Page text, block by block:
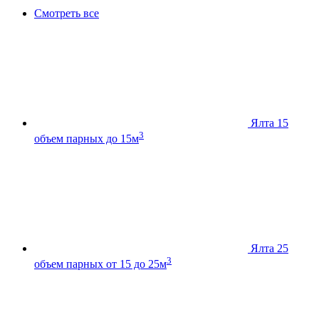
Смотреть все
Ялта 15
объем парных до 15м3
Ялта 25
объем парных от 15 до 25м3